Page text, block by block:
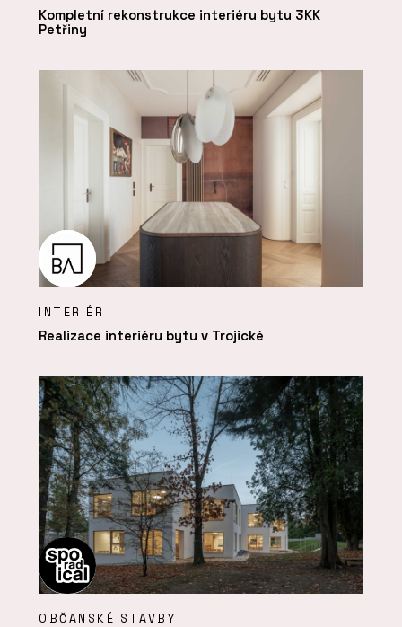
Kompletní rekonstrukce interiéru bytu 3KK
Petřiny
INTERIÉR
Realizace interiéru bytu v Trojické
OBČANSKÉ STAVBY